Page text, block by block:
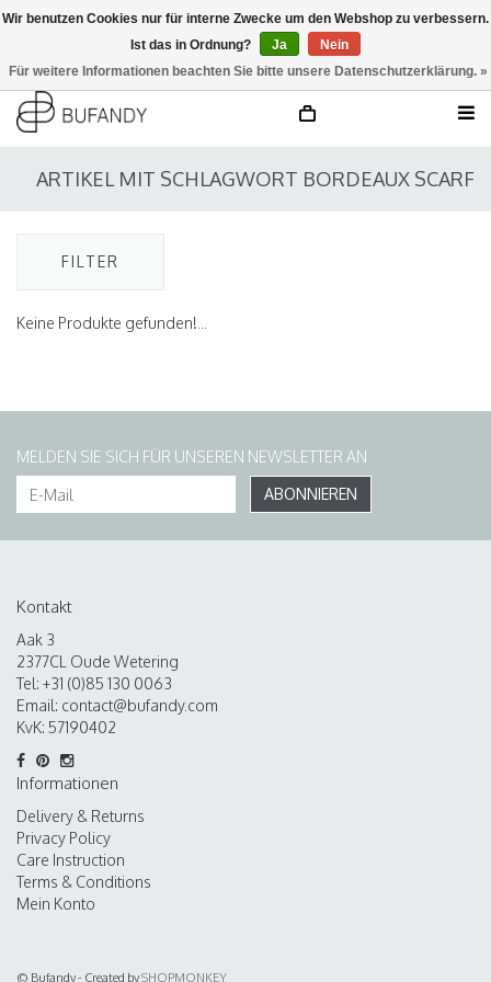
ARTIKEL MIT SCHLAGWORT BORDEAUX SCARF
FILTER
Keine Produkte gefunden!...
MELDEN SIE SICH FÜR UNSEREN NEWSLETTER AN
ABONNIEREN
Kontakt
Aak 3
2377CL Oude Wetering
Tel: +31 (0)85 130 0063
Email: contact@bufandy.com
KvK: 57190402
Informationen
Delivery & Returns
Privacy Policy
Care Instruction
Terms & Conditions
Mein Konto
© Bufandy - Created bySHOPMONKEY
Wir benutzen Cookies nur für interne Zwecke um den Webshop zu verbessern.
Ist das in Ordnung?
Ja
Nein
Für weitere Informationen beachten Sie bitte unsere Datenschutzerklärung. »